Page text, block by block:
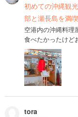
初めての沖縄観
部と瀬長島を満
空港内の沖縄料理
食べたかったけど
tora